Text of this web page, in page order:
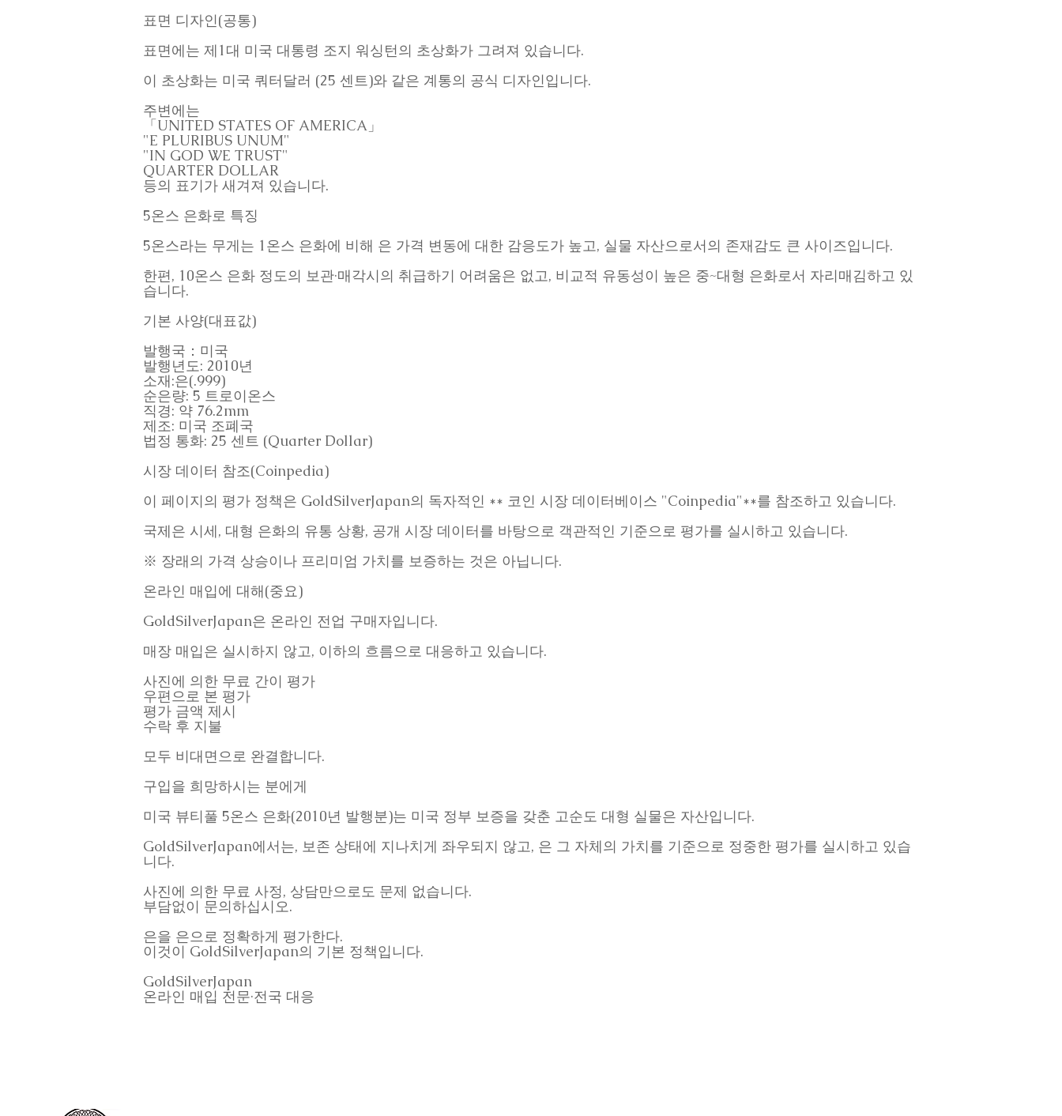
표면 디자인(공통)
표면에는 제1대 미국 대통령 조지 워싱턴의 초상화가 그려져 있습니다.
이 초상화는 미국 쿼터달러 (25 센트)와 같은 계통의 공식 디자인입니다.
주변에는
「UNITED STATES OF AMERICA」
"E PLURIBUS UNUM"
"IN GOD WE TRUST"
QUARTER DOLLAR
등의 표기가 새겨져 있습니다.
5온스 은화로 특징
5온스라는 무게는 1온스 은화에 비해 은 가격 변동에 대한 감응도가 높고, 실물 자산으로서의 존재감도 큰 사이즈입니다.
한편, 10온스 은화 정도의 보관·매각시의 취급하기 어려움은 없고, 비교적 유동성이 높은 중~대형 은화로서 자리매김하고 있
습니다.
기본 사양(대표값)
발행국：미국
발행년도: 2010년
소재:은(.999)
순은량: 5 트로이온스
직경: 약 76.2mm
제조: 미국 조폐국
법정 통화: 25 센트 (Quarter Dollar)
시장 데이터 참조(Coinpedia)
이 페이지의 평가 정책은 GoldSilverJapan의 독자적인 ** 코인 시장 데이터베이스 "Coinpedia"**를 참조하고 있습니다.
국제은 시세, 대형 은화의 유통 상황, 공개 시장 데이터를 바탕으로 객관적인 기준으로 평가를 실시하고 있습니다.
※ 장래의 가격 상승이나 프리미엄 가치를 보증하는 것은 아닙니다.
온라인 매입에 대해(중요)
GoldSilverJapan은 온라인 전업 구매자입니다.
매장 매입은 실시하지 않고, 이하의 흐름으로 대응하고 있습니다.
사진에 의한 무료 간이 평가
우편으로 본 평가
평가 금액 제시
수락 후 지불
모두 비대면으로 완결합니다.
구입을 희망하시는 분에게
미국 뷰티풀 5온스 은화(2010년 발행분)는 미국 정부 보증을 갖춘 고순도 대형 실물은 자산입니다.
GoldSilverJapan에서는, 보존 상태에 지나치게 좌우되지 않고, 은 그 자체의 가치를 기준으로 정중한 평가를 실시하고 있습
니다.
사진에 의한 무료 사정, 상담만으로도 문제 없습니다.
부담없이 문의하십시오.
은을 은으로 정확하게 평가한다.
이것이 GoldSilverJapan의 기본 정책입니다.
GoldSilverJapan
온라인 매입 전문·전국 대응